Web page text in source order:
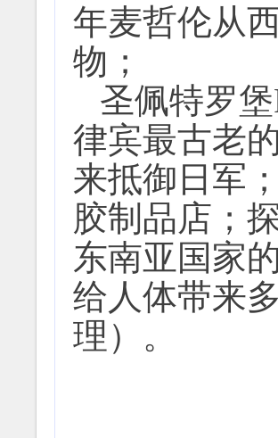
年麦哲伦从
物；
圣佩特罗
律宾最古老
来抵御日军
胶制品店；
东南亚国家
给人体带来
理）。